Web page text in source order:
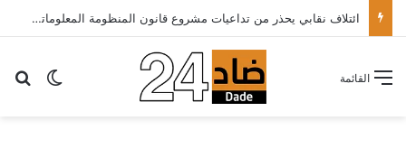
ائتلاف نقابي يحذر من تداعيات مشروع قانون المنظومة المعلوماتية الصحية ويدعو الحكومة إلى إعادة النظر فيه..
الوضع القائمة